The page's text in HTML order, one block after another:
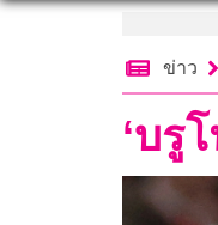
ข่าว
‘บรู